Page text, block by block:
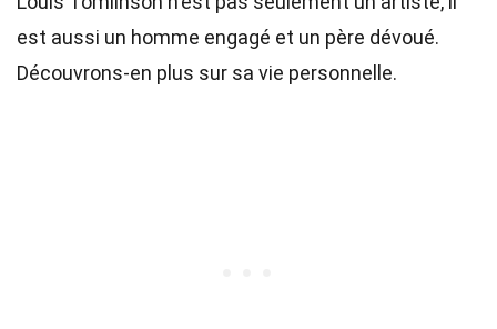
est aussi un homme engagé et un père dévoué.
Découvrons-en plus sur sa vie personnelle.